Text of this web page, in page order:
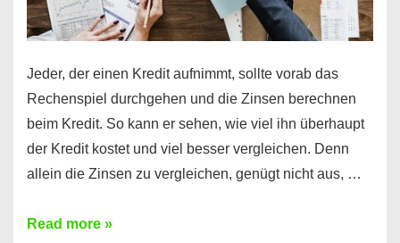
Jeder, der einen Kredit aufnimmt, sollte vorab das
Rechenspiel durchgehen und die Zinsen berechnen
beim Kredit. So kann er sehen, wie viel ihn überhaupt
der Kredit kostet und viel besser vergleichen. Denn
allein die Zinsen zu vergleichen, genügt nicht aus, …
Ganz
Read more »